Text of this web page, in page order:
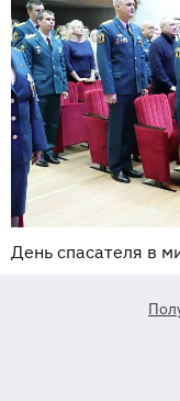
День спасателя в